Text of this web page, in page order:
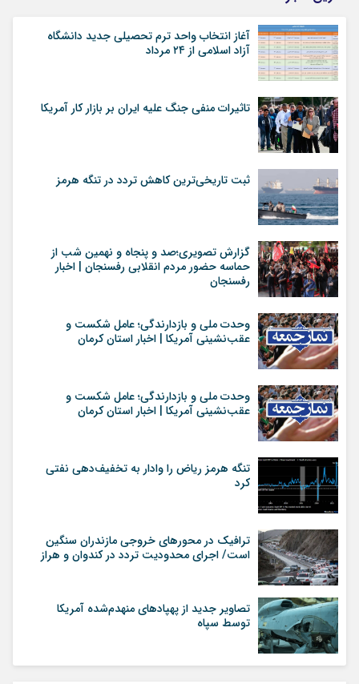
آغاز انتخاب واحد ترم تحصیلی جدید دانشگاه
آزاد اسلامی از ۲۴ مرداد
تاثیرات منفی جنگ علیه ایران بر بازار کار آمریکا
ثبت تاریخی‌ترین کاهش تردد در تنگه هرمز
گزارش تصویری؛صد و پنجاه و نهمین شب از
حماسه حضور مردم انقلابی رفسنجان | اخبار
رفسنجان
وحدت ملی و بازدارندگی؛ عامل شکست و
عقب‌نشینی آمریکا | اخبار استان کرمان
وحدت ملی و بازدارندگی؛ عامل شکست و
عقب‌نشینی آمریکا | اخبار استان کرمان
تنگه هرمز ریاض را وادار به تخفیف‌دهی نفتی
کرد
ترافیک در محورهای خروجی مازندران سنگین
است/ اجرای محدودیت تردد در کندوان و هراز
تصاویر جدید از پهپاد‌های منهدم‌شده آمریکا
توسط سپاه